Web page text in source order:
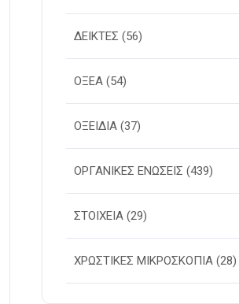
ΔΕΙΚΤΕΣ (56)
ΟΞΕΑ (54)
ΟΞΕΙΔΙΑ (37)
ΟΡΓΑΝΙΚΕΣ ΕΝΩΣΕΙΣ (439)
ΣΤΟΙΧΕΙΑ (29)
ΧΡΩΣΤΙΚΕΣ ΜΙΚΡΟΣΚΟΠΙΑ (28)